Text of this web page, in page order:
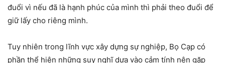
đuổi vì nếu đã là hạnh phúc của mình thì phải theo đuổi để
giữ lấy cho riêng mình.
Tuy nhiên trong lĩnh vực xây dựng sự nghiệp, Bọ Cạp có
phần thể hiện những suy nghĩ dựa vào cảm tính nên gặp